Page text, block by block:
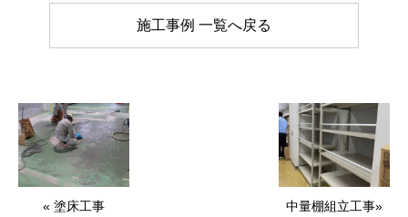
施工事例 一覧へ戻る
« 塗床工事 中量棚組立工事»